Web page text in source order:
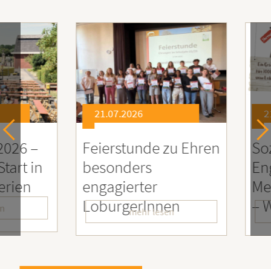
–
in
21.07.2026
Feierstunde zu Ehren
besonders
engagierter
LoburgerInnen
mehr lesen
–